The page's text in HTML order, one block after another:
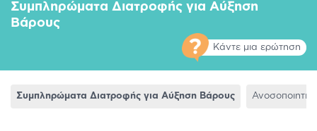
Συμπληρώματα Διατροφής για Αύξηση
Βάρους
Κάντε μια ερώτηση
Συμπληρώματα Διατροφής για Αύξηση Βάρους Ανοσοποιητικό